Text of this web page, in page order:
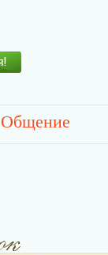
Общение